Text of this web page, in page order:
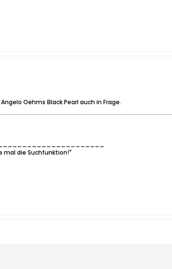
Oehms Black Pearl auch in Frage.
mal die Suchfunktion!"